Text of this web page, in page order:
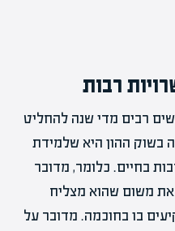
רבות
רבים מדי שנה להחליט
בשוק ההון היא שלמידת
בחיים. כלומר, מדובר
משום שהוא מצליח
בו בחוכמה. מדובר על